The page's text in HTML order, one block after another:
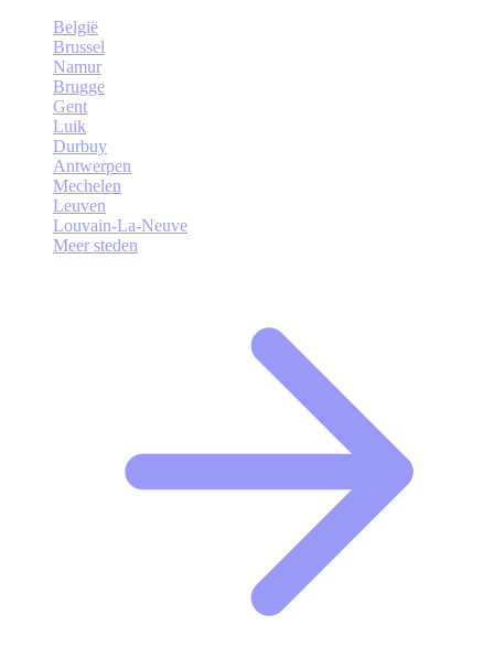
België
Brussel
Namur
Brugge
Gent
Luik
Durbuy
Antwerpen
Mechelen
Leuven
Louvain-La-Neuve
Meer steden